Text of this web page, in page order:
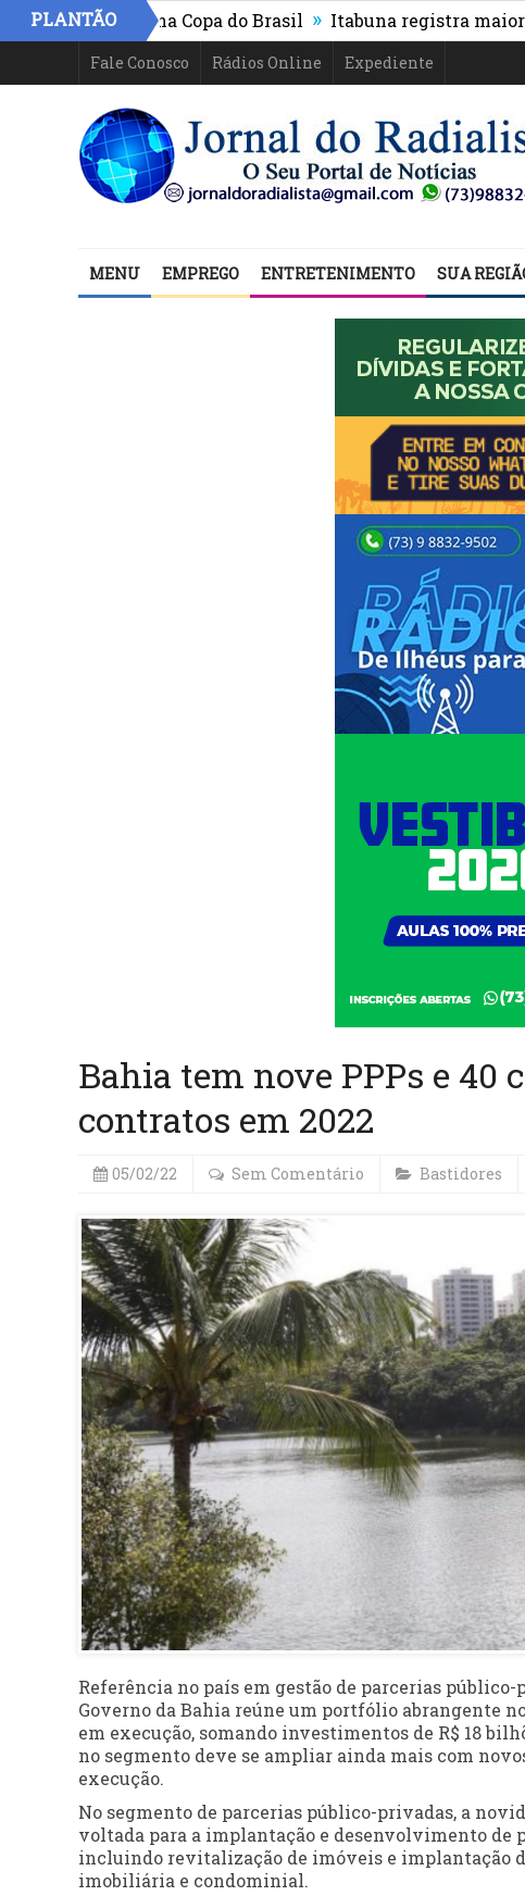
PLANTÃO
segue na Copa do Brasil » Itabuna registra maior
Fale Conosco Rádios Online Expediente
MENU EMPREGO ENTRETENIMENTO SUA
Bahia tem nove PPPs e 40
contratos em 2022
05/02/22 Sem Comentário Bastidores
Referência no país em gestão de parcerias
Governo da Bahia reúne um portfólio abrangente
em execução, somando investimentos de R$ 18
no segmento deve se ampliar ainda mais com
execução.
No segmento de parcerias público-privadas, a
voltada para a implantação e desenvolvimento de
incluindo revitalização de imóveis e implantação
imobiliária e condominial.